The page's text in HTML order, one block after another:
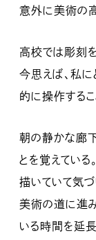
意外に美術の
高校では彫刻
今思えば、私
的に操作する
朝の静かな廊
とを覚えている。
描いていて気
美術の道に進
いる時間を延